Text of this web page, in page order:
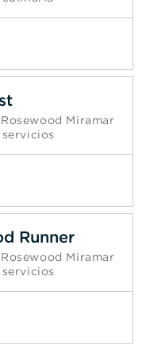
Rosewood Miramar
Runner
Rosewood Miramar